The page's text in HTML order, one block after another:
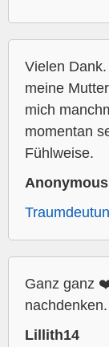
Vielen
meine
mich
momentan
Fühlweise.
Anonymous
Ganz ganz
nachdenken.
Lillith14